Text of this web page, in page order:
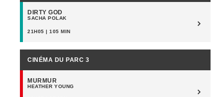
DIRTY GOD
SACHA POLAK
21H05 | 105 MIN
CINÉMA DU PARC 3
MURMUR
HEATHER YOUNG